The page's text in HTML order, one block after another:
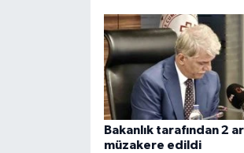
Bakanlık tarafından 2
müzakere edildi